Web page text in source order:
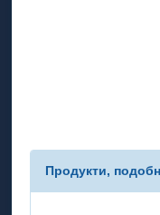
Продукти,